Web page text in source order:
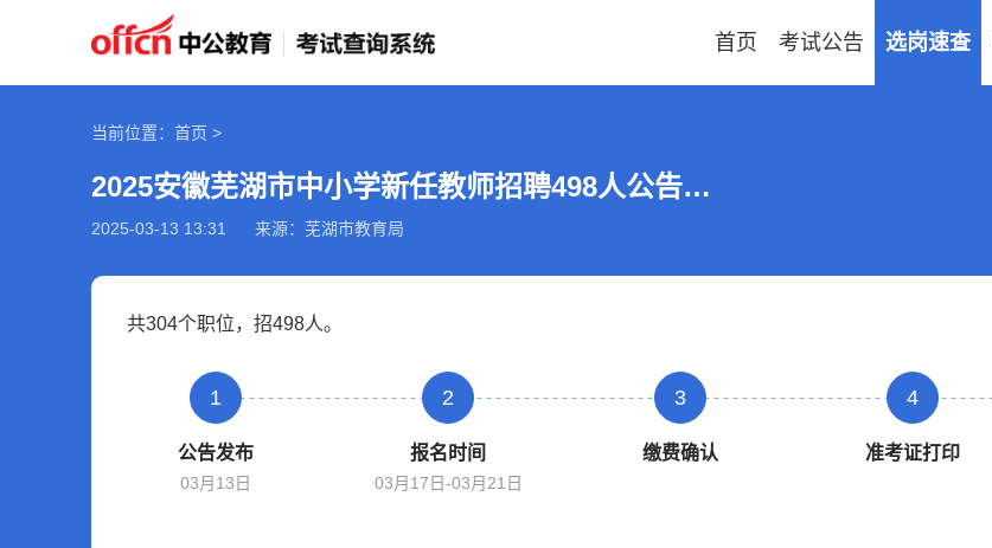
首页 考试公告 选岗速查
当前位置：首页 >
2025安徽芜湖市中小学新任教师招聘498人公告
2025-03-13 13:31 来源：芜湖市教育局
共304个职位，招498人。
1
公告发布
03月13日
2
报名时间
03月17日-03月21日
3
缴费确认
4
准考证打印